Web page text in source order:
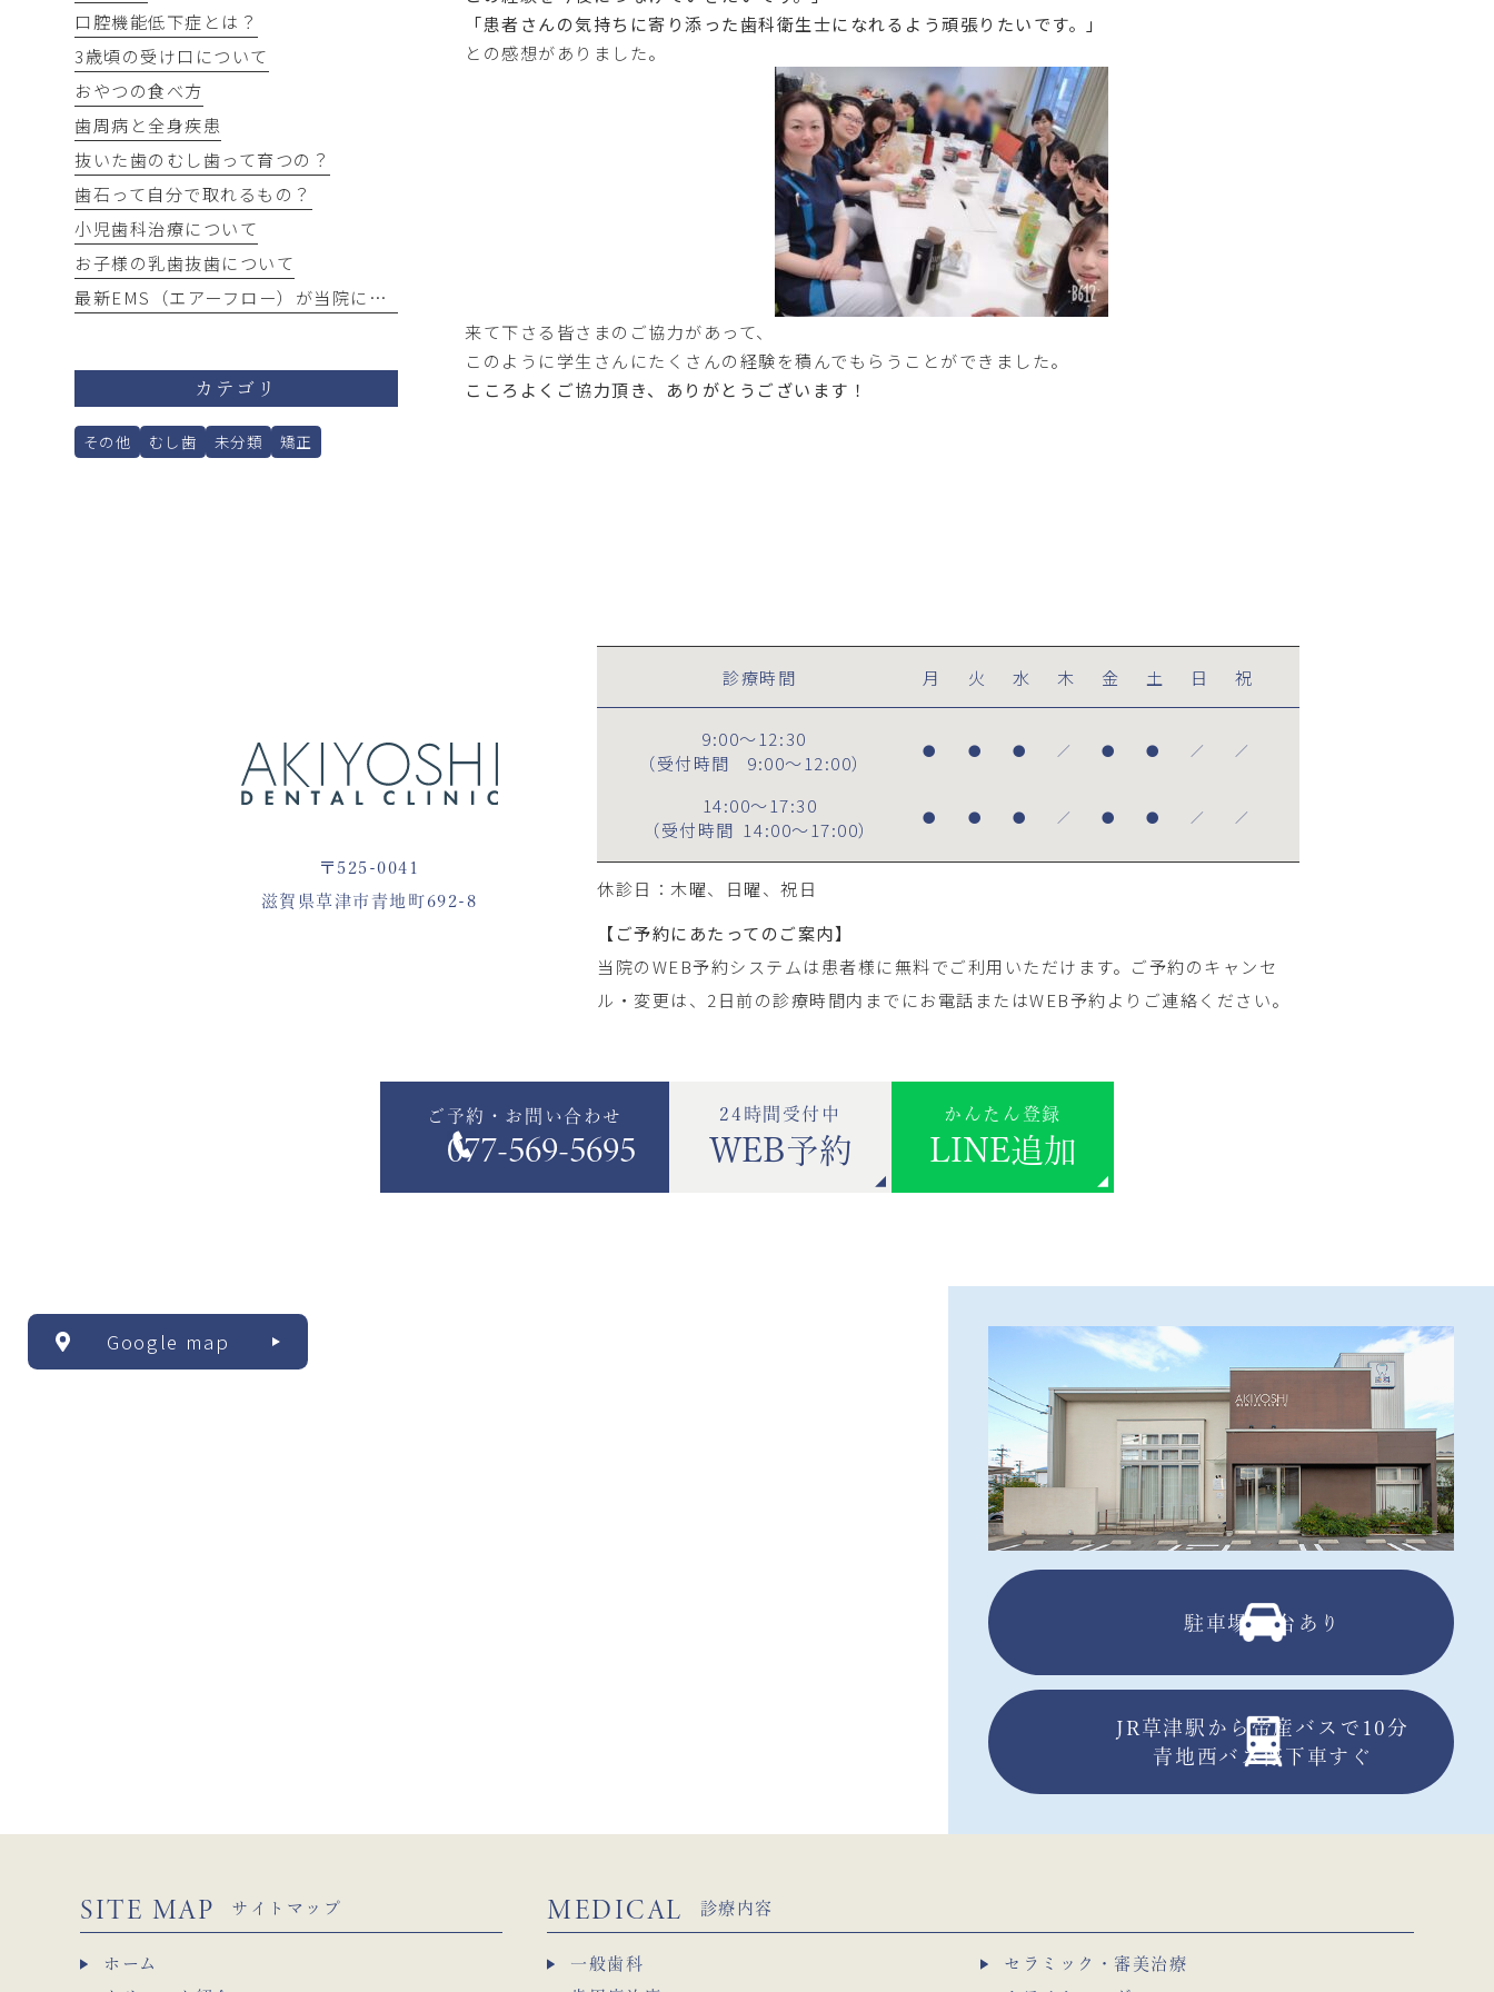
「患者さんの気持ちに寄り添った歯科衛生士になれるよう頑張りたいです。」
との感想がありました。
来て下さる皆さまのご協力があって、
このように学生さんにたくさんの経験を積んでもらうことができました。
こころよくご協力頂き、ありがとうございます！
口腔機能低下症とは？
3歳頃の受け口について
おやつの食べ方
歯周病と全身疾患
抜いた歯のむし歯って育つの？
歯石って自分で取れるもの？
小児歯科治療について
お子様の乳歯抜歯について
最新EMS（エアーフロー）が当院にやってきました！
カテゴリ
その他 むし歯 未分類 矯正
〒525-0041
滋賀県草津市青地町692-8
診療時間 月 火 水 木 金 土 日 祝
9:00～12:30
（受付時間
9:00～12:00）
● ● ● ／ ● ● ／ ／
14:00～17:30
（受付時間 14:00～17:00）
● ● ● ／ ● ● ／ ／
休診日：木曜、日曜、祝日
【ご予約にあたってのご案内】
当院のWEB予約システムは患者様に無料でご利用いただけます。ご予約のキャンセ
ル・変更は、2日前の診療時間内までにお電話またはWEB予約よりご連絡ください。
ご予約・お問い合わせ
077-569-5695
24時間受付中
WEB予約
かんたん登録
LINE追加
Google map
駐車場13台あり
JR草津駅から帝産バスで10分
青地西バス停下車すぐ
SITE MAP サイトマップ
ホーム
MEDICAL 診療内容
一般歯科
セラミック・審美治療